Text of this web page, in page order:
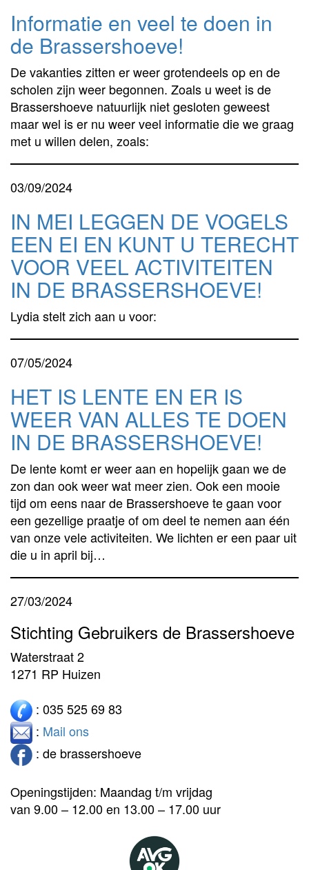
Informatie en veel te doen in
de Brassershoeve!
De vakanties zitten er weer grotendeels op en de
scholen zijn weer begonnen. Zoals u weet is de
Brassershoeve natuurlijk niet gesloten geweest
maar wel is er nu weer veel informatie die we graag
met u willen delen, zoals:
03/09/2024
IN MEI LEGGEN DE VOGELS
EEN EI EN KUNT U TERECHT
VOOR VEEL ACTIVITEITEN
IN DE BRASSERSHOEVE!
Lydia stelt zich aan u voor:
07/05/2024
HET IS LENTE EN ER IS
WEER VAN ALLES TE DOEN
IN DE BRASSERSHOEVE!
De lente komt er weer aan en hopelijk gaan we de
zon dan ook weer wat meer zien. Ook een mooie
tijd om eens naar de Brassershoeve te gaan voor
een gezellige praatje of om deel te nemen aan één
van onze vele activiteiten. We lichten er een paar uit
die u in april bij…
27/03/2024
Stichting Gebruikers de Brassershoeve
Waterstraat 2
1271 RP Huizen
: 035 525 69 83
: Mail ons
: de brassershoeve
Openingstijden: Maandag t/m vrijdag
van 9.00 – 12.00 en 13.00 – 17.00 uur